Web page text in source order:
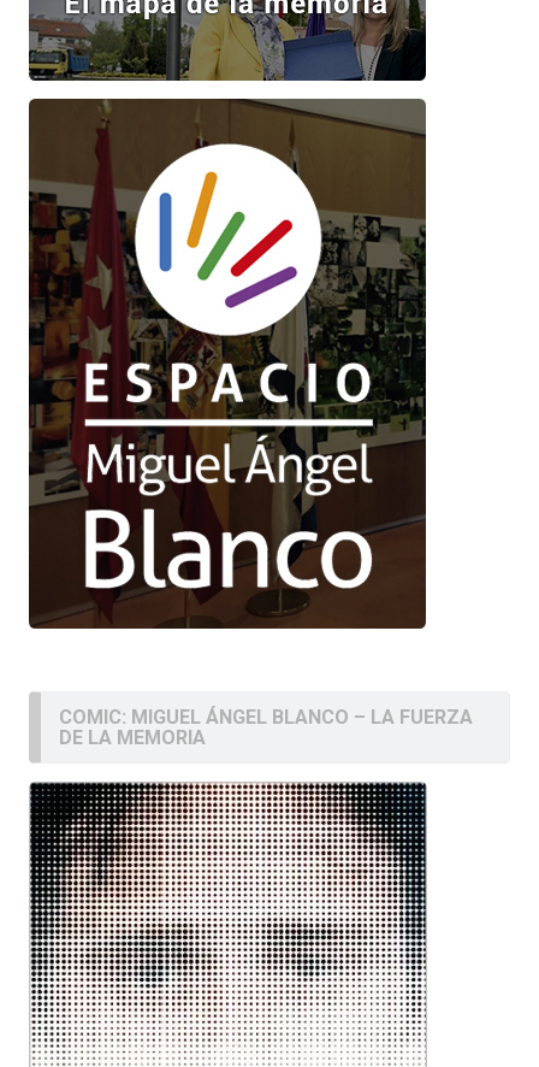
COMIC: MIGUEL ÁNGEL BLANCO – LA FUERZA
DE LA MEMORIA